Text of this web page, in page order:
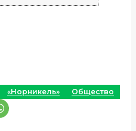
«Норникель» Общество